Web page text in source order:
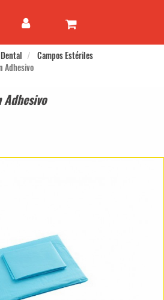
Campos Estériles
Adhesivo
Adhesivo